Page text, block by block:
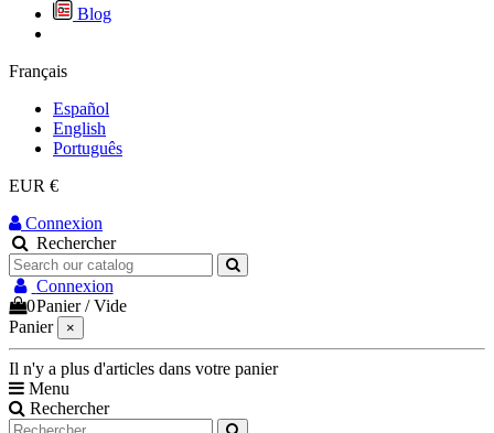
Blog
Français
Español
English
Português
EUR €
Connexion
Rechercher
Connexion
0Panier /Vide
Panier
×
Il n'y a plus d'articles dans votre panier
Menu
Rechercher